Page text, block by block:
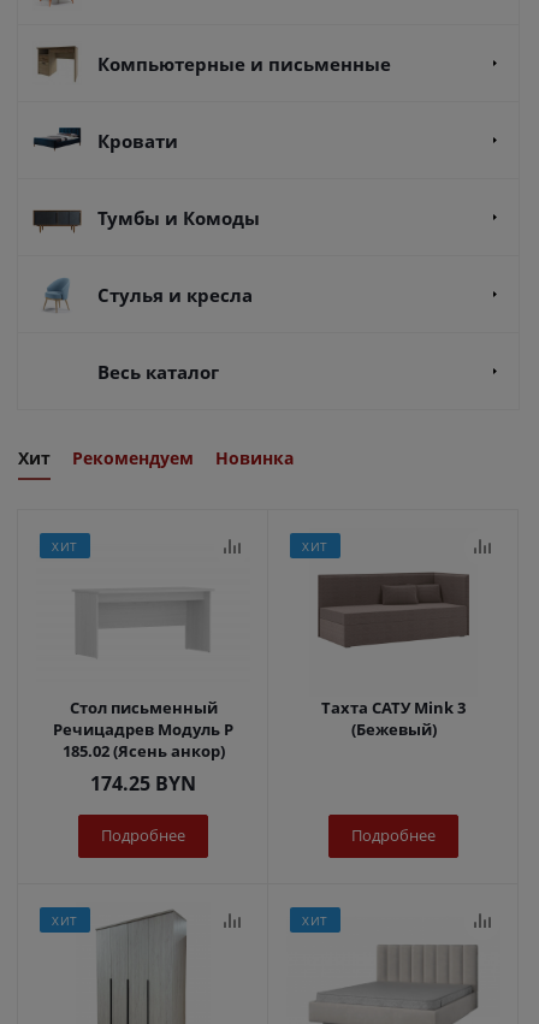
Компьютерные и письменные
Кровати
Тумбы и Комоды
Стулья и кресла
Весь каталог
Хит Рекомендуем Новинка
ХИТ
Стол письменный
Речицадрев Модуль Р
185.02 (Ясень анкор)
174.25 BYN
Подробнее
ХИТ
Тахта САТУ Mink 3
(Бежевый)
Подробнее
ХИТ ХИТ